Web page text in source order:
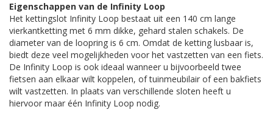
Eigenschappen van de Infinity Loop
Het kettingslot Infinity Loop bestaat uit een 140 cm lange
vierkantketting met 6 mm dikke, gehard stalen schakels. De
diameter van de loopring is 6 cm. Omdat de ketting lusbaar is,
biedt deze veel mogelijkheden voor het vastzetten van een fiets.
De Infinity Loop is ook ideaal wanneer u bijvoorbeeld twee
fietsen aan elkaar wilt koppelen, of tuinmeubilair of een bakfiets
wilt vastzetten. In plaats van verschillende sloten heeft u
hiervoor maar één Infinity Loop nodig.